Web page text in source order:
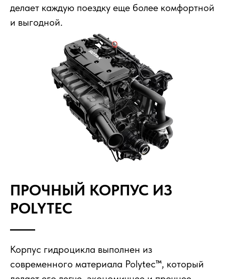
делает каждую поездку еще более комфортной
и выгодной.
ПРОЧНЫЙ КОРПУС ИЗ
POLYTEC
Корпус гидроцикла выполнен из
современного материала Polytec™, который